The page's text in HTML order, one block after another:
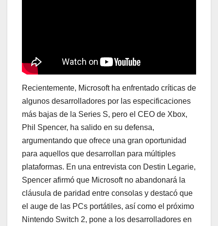
Recientemente, Microsoft ha enfrentado críticas de
algunos desarrolladores por las especificaciones
más bajas de la Series S, pero el CEO de Xbox,
Phil Spencer, ha salido en su defensa,
argumentando que ofrece una gran oportunidad
para aquellos que desarrollan para múltiples
plataformas. En una entrevista con Destin Legarie,
Spencer afirmó que Microsoft no abandonará la
cláusula de paridad entre consolas y destacó que
el auge de las PCs portátiles, así como el próximo
Nintendo Switch 2, pone a los desarrolladores en